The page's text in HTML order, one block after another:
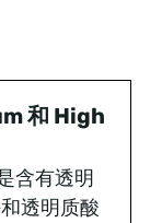
和 High
含有透明
透明质酸